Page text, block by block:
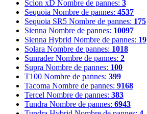
Scion xD Nombre de pannes: 3
Sequoia Nombre de pannes: 4537
Sequoia SR5 Nombre de pannes: 175
Sienna Nombre de pannes: 10097
Sienna Hybrid Nombre de pannes: 19
Solara Nombre de pannes: 1018
Sunrader Nombre de pannes: 2
Supra Nombre de pannes: 100
T100 Nombre de pannes: 399
Tacoma Nombre de pannes: 9168
Tercel Nombre de pannes: 383
Tundra Nombre de pannes: 6943